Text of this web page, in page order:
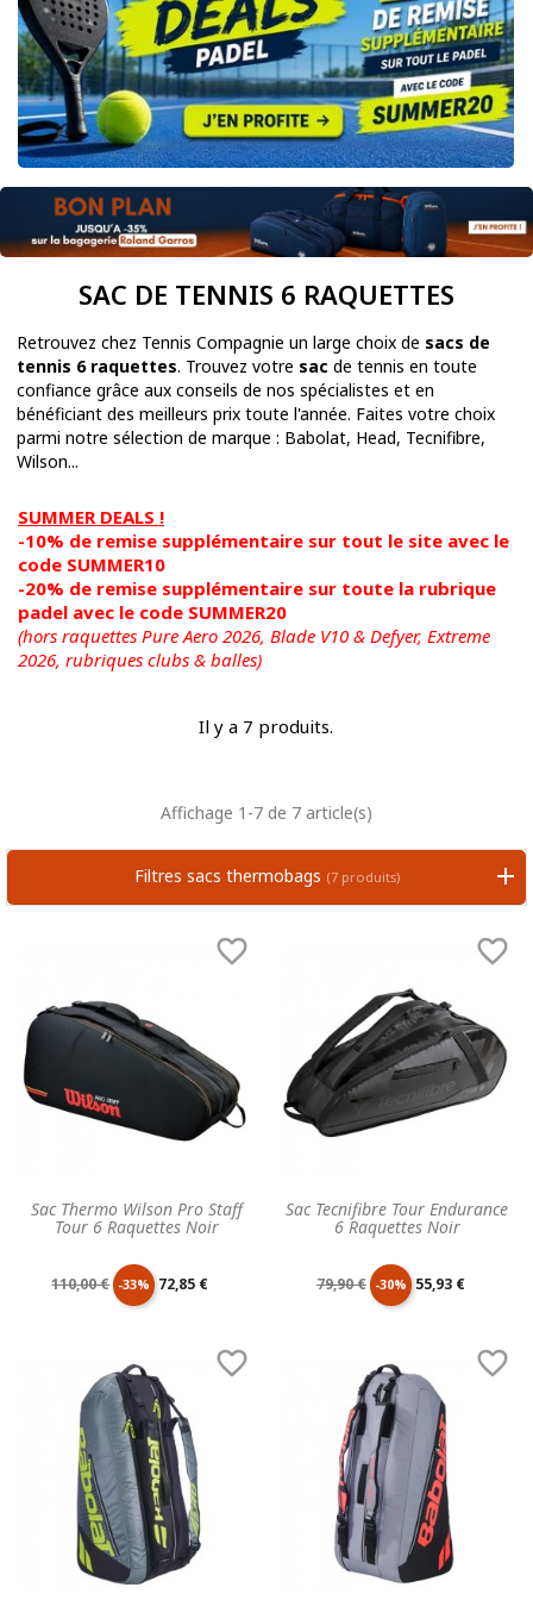
SAC DE TENNIS 6 RAQUETTES
Retrouvez chez Tennis Compagnie un large choix de sacs de
tennis 6 raquettes. Trouvez votre sac de tennis en toute
confiance grâce aux conseils de nos spécialistes et en
bénéficiant des meilleurs prix toute l'année. Faites votre choix
parmi notre sélection de marque : Babolat, Head, Tecnifibre,
Wilson...
SUMMER DEALS !
-10% de remise supplémentaire sur tout le site avec le
code SUMMER10
-20% de remise supplémentaire sur toute la rubrique
padel avec le code SUMMER20
(hors raquettes Pure Aero 2026, Blade V10 & Defyer, Extreme
2026, rubriques clubs & balles)
Il y a 7 produits.
Affichage 1-7 de 7 article(s)
Filtres sacs thermobags (7 produits)
Sac Thermo Wilson Pro Staff
Tour 6 Raquettes Noir

Prix
base
110,00 € -33% Prix
72,85 €
Sac Tecnifibre Tour Endurance
6 Raquettes Noir

Prix
79,90 € -30% Prix
55,93 €
 